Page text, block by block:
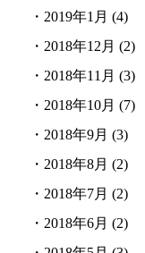
・ 2019年1月 (4)
・ 2018年12月 (2)
・ 2018年11月 (3)
・ 2018年10月 (7)
・ 2018年9月 (3)
・ 2018年8月 (2)
・ 2018年7月 (2)
・ 2018年6月 (2)